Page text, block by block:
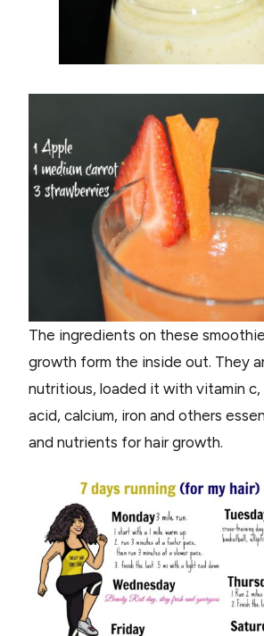
The ingredients on these
growth form the inside out. They
nutritious, loaded it with vitamin
acid, calcium, iron and others
and nutrients for hair growth.